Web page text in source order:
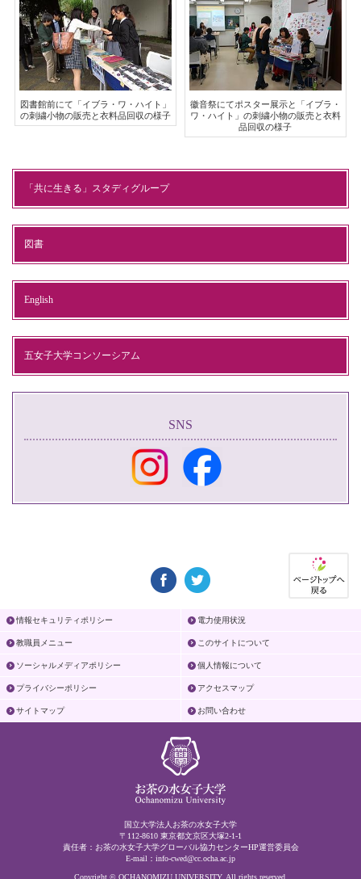
図書館前にて「イブラ・ワ・ハイト」
の刺繍小物の販売と衣料品回収の様子
徽音祭にてポスター展示と「イブラ・
ワ・ハイト」の刺繍小物の販売と衣料
品回収の様子
「共に生きる」スタディグループ
図書
English
五女子大学コンソーシアム
SNS
情報セキュリティポリシー 電力使用状況
教職員メニュー このサイトについて
ソーシャルメディアポリシー 個人情報について
プライバシーポリシー アクセスマップ
サイトマップ お問い合わせ
国立大学法人お茶の水女子大学
〒112-8610 東京都文京区大塚2-1-1
責任者：お茶の水女子大学グローバル協力センターHP運営委員会
E-mail： info-cwed@cc.ocha.ac.jp
Copyright © OCHANOMIZU UNIVERSITY. All rights reserved.